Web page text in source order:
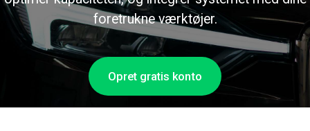
foretrukne værktøjer.
Opret gratis konto